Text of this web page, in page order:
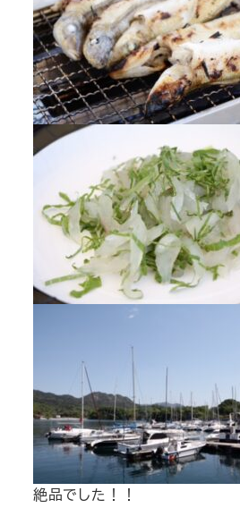
絶品でした！！